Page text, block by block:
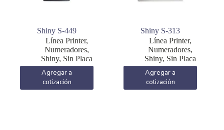
Shiny S-449
Línea Printer,
Numeradores,
Shiny, Sin Placa
Agregar a
cotización
Shiny S-313
Línea Printer,
Numeradores,
Shiny, Sin Placa
Agregar a
cotización